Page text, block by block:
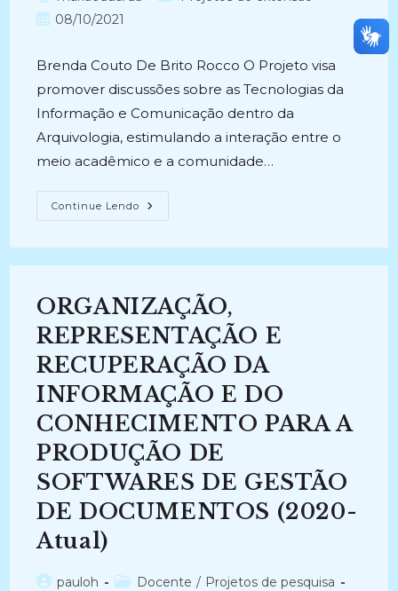
do
Post08/10/2021
Brenda Couto De Brito Rocco O Projeto visa
promover discussões sobre as Tecnologias da
Informação e Comunicação dentro da
Arquivologia, estimulando a interação entre o
meio acadêmico e a comunidade…
Continue Lendo DIGARQ
(2016-
ORGANIZAÇÃO,
REPRESENTAÇÃO E
RECUPERAÇÃO DA
INFORMAÇÃO E DO
CONHECIMENTO PARA A
PRODUÇÃO DE
SOFTWARES DE GESTÃO
DE DOCUMENTOS (2020-
Atual)
Autorpauloh
Categoria
Docente / Projetos de pesquisa